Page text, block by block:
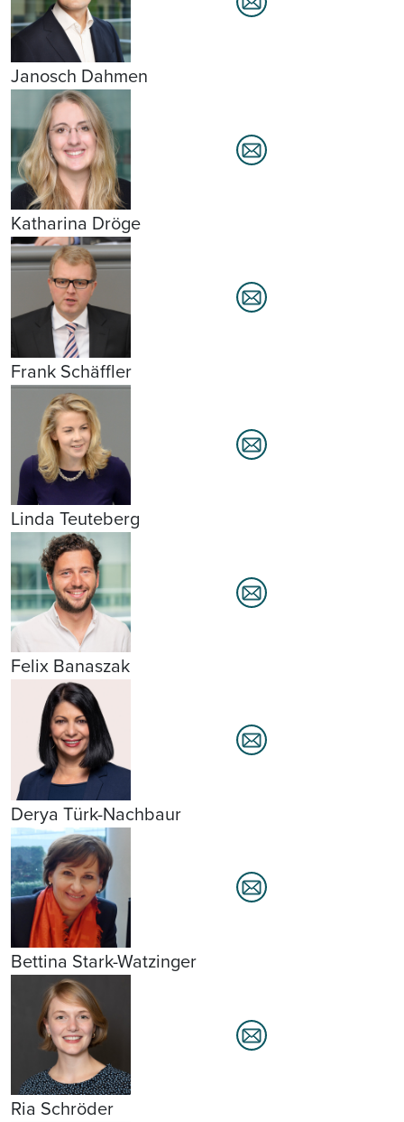
Janosch Dahmen
Katharina Dröge
Frank Schäffler
Linda Teuteberg
Felix Banaszak
Derya Türk-Nachbaur
Bettina Stark-Watzinger
Ria Schröder